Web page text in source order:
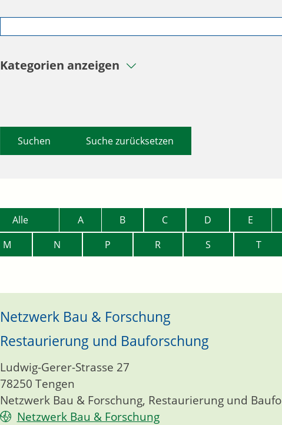
Kategorien anzeigen
Suche zurücksetzen
Alle A B C D E
M
N P R S T
Netzwerk Bau & Forschung
Restaurierung und Bauforschung
Netzwerk Bau & Forschung, Restaurierung und
Ludwig-Gerer-Strasse 27
78250 Tengen
Netzwerk Bau & Forschung